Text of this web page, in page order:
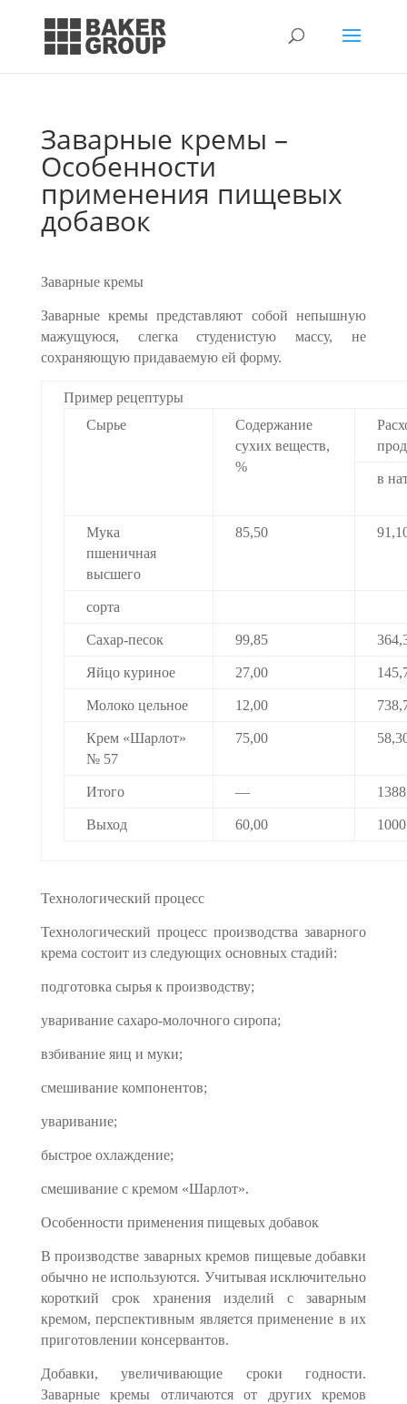
Заварные кремы –
Особенности
применения пищевых
добавок
Заварные кремы
Заварные кремы представляют собой непышную
мажущуюся, слегка студени­стую массу, не
сохраняющую придаваемую ей форму.
Пример рецептуры
Сырье
Содержание
сухих веществ,
%
в
Мука
пшеничная
высшего
85,50
сорта
Сахар-песок 99,85
Яйцо куриное 27,00
Молоко цельное 12,00
Крем «Шарлот»
№ 57
75,00
Итого —
Выход 60,00
Технологический процесс
Технологический процесс производства заварного
крема состоит из следующих основных стадий:
подготовка сырья к производству;
уваривание сахаро-молочного сиропа;
взбивание яиц и муки;
смешивание компонентов;
уваривание;
быстрое охлаждение;
смешивание с кремом «Шарлот».
Особенности применения пищевых добавок
В производстве заварных кремов пищевые добавки
обычно не используются. Учитывая исключительно
короткий срок хранения изделий с заварным
кремом, перспективным является применение в их
приготовлении консервантов.
Добавки, увеличивающие сроки годности.
Заварные кремы отличаются от других кремов